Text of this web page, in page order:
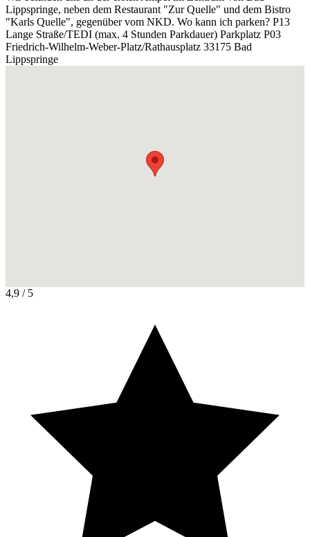
Lippspringe, neben dem Restaurant "Zur Quelle" und dem Bistro
"Karls Quelle", gegenüber vom NKD. Wo kann ich parken? P13
Lange Straße/TEDI (max. 4 Stunden Parkdauer) Parkplatz P03
Friedrich-Wilhelm-Weber-Platz/Rathausplatz 33175 Bad
Lippspringe
4,9 / 5